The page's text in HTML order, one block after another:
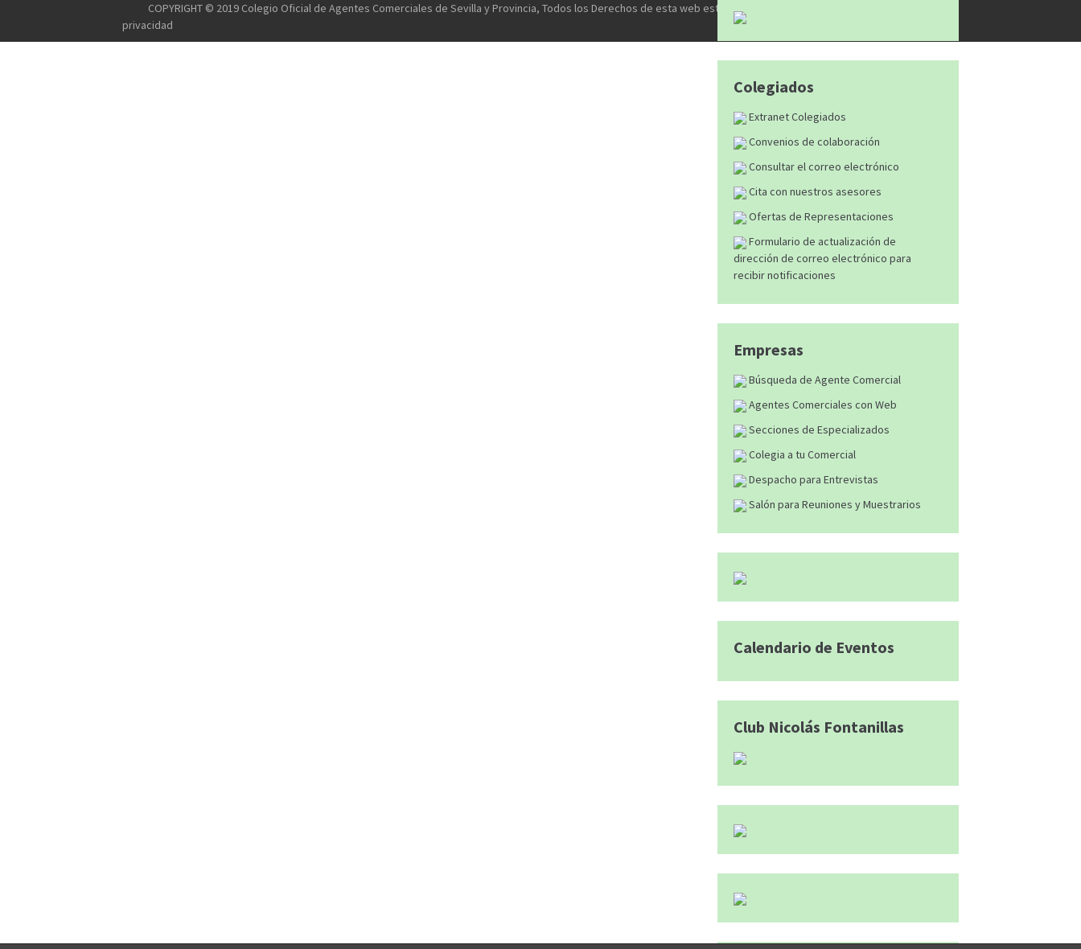
Colegiados
Extranet Colegiados
Convenios de colaboración
Consultar el correo electrónico
Cita con nuestros asesores
Ofertas de Representaciones
Formulario de actualización de
dirección de correo electrónico para
recibir notificaciones
Empresas
Búsqueda de Agente Comercial
Agentes Comerciales con Web
Secciones de Especializados
Colegia a tu Comercial
Despacho para Entrevistas
Salón para Reuniones y Muestrarios
Calendario de Eventos
Club Nicolás Fontanillas
COPYRIGHT © 2019 Colegio Oficial de Agentes Comerciales de Sevilla y Provincia, Todos los Derechos de esta web están reservados
privacidad